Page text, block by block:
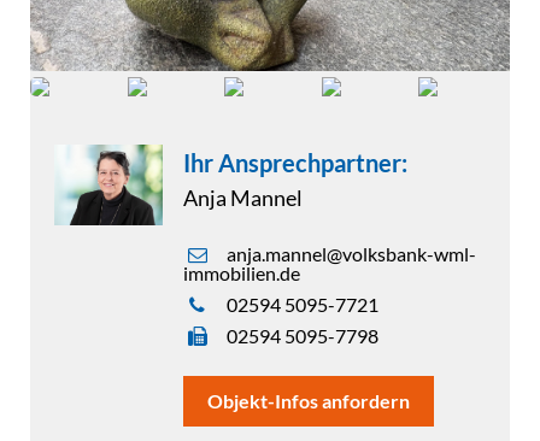
Ihr Ansprechpartner:
Anja Mannel
anja.mannel@volksbank-wml-
immobilien.de
02594 5095-7721
02594 5095-7798
Objekt-Infos anfordern